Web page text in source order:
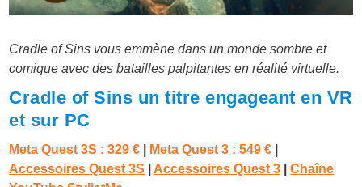
Cradle of Sins vous emmène dans un monde sombre et
comique avec des batailles palpitantes en réalité virtuelle.
Cradle of Sins un titre engageant en VR
et sur PC
Meta Quest 3S : 329 € Meta Quest 3 : 549 €
Accessoires Quest 3S
Accessoires Quest 3 |Chaîne